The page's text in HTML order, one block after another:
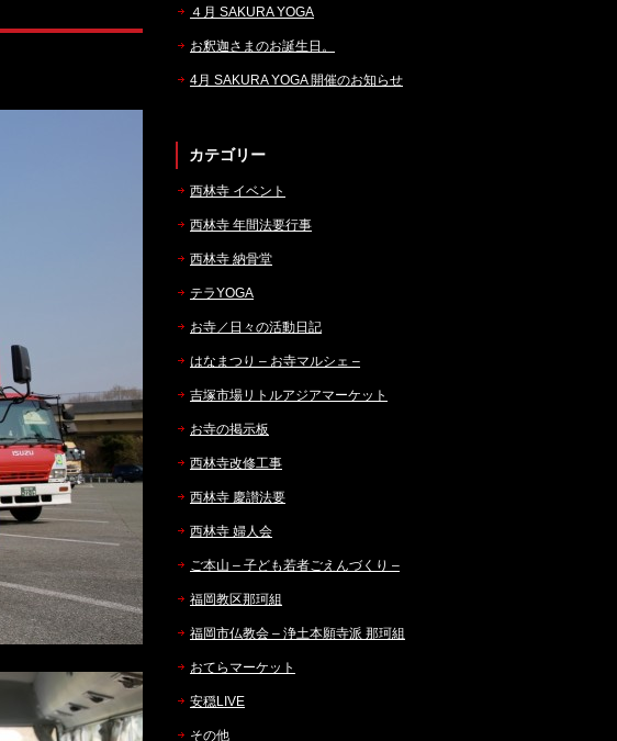
４月 SAKURA YOGA
お釈迦さまのお誕生日。
4月 SAKURA YOGA 開催のお知らせ
カテゴリー
西林寺 イベント
西林寺 年間法要行事
西林寺 納骨堂
テラYOGA
お寺／日々の活動日記
はなまつり – お寺マルシェ –
吉塚市場リトルアジアマーケット
お寺の掲示板
西林寺改修工事
西林寺 慶讃法要
西林寺 婦人会
ご本山 – 子ども若者ごえんづくり –
福岡教区那珂組
福岡市仏教会 – 浄土本願寺派 那珂組
おてらマーケット
安穏LIVE
その他